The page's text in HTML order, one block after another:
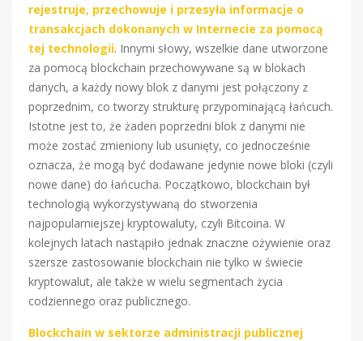
rejestruje, przechowuje i przesyła informacje o
transakcjach dokonanych w Internecie za pomocą
tej technologii. Innymi słowy, wszelkie dane utworzone
za pomocą blockchain przechowywane są w blokach
danych, a każdy nowy blok z danymi jest połączony z
poprzednim, co tworzy strukturę przypominającą łańcuch.
Istotne jest to, że żaden poprzedni blok z danymi nie
może zostać zmieniony lub usunięty, co jednocześnie
oznacza, że mogą być dodawane jedynie nowe bloki (czyli
nowe dane) do łańcucha. Początkowo, blockchain był
technologią wykorzystywaną do stworzenia
najpopularniejszej kryptowaluty, czyli Bitcoina. W
kolejnych latach nastąpiło jednak znaczne ożywienie oraz
szersze zastosowanie blockchain nie tylko w świecie
kryptowalut, ale także w wielu segmentach życia
codziennego oraz publicznego.
Blockchain w sektorze administracji publicznej